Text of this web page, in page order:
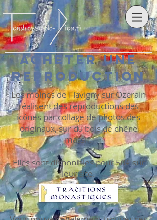
Acheter une
reproduction
Les moines de Flavigny sur Ozerain
réalisent des reproductions des
icônes par collage de photos des
originaux, sur du bois de chêne
massif.
Elles sont disponibles pour 50€ sur
leur site.